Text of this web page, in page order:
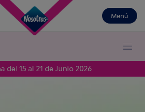
Menú
del 15 al 21 de Junio 2026